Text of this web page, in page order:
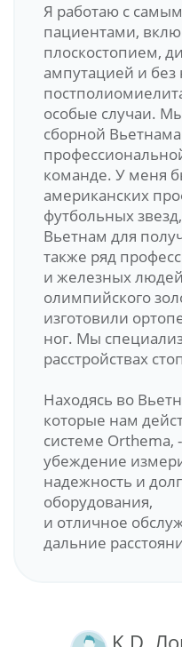
Я работаю с
пациентами,
плоскостопием,
ампутацией и без
особые случаи.
сборной
команде. У меня
американских
футбольных
Вьетнам для
также ряд
и железных
олимпийского
изготовили
ног. Мы
расстройствах
Находясь во
которые нам
системе Orthema,
убеждение
надежность и
оборудования,
и отличное
дальние
K.D.